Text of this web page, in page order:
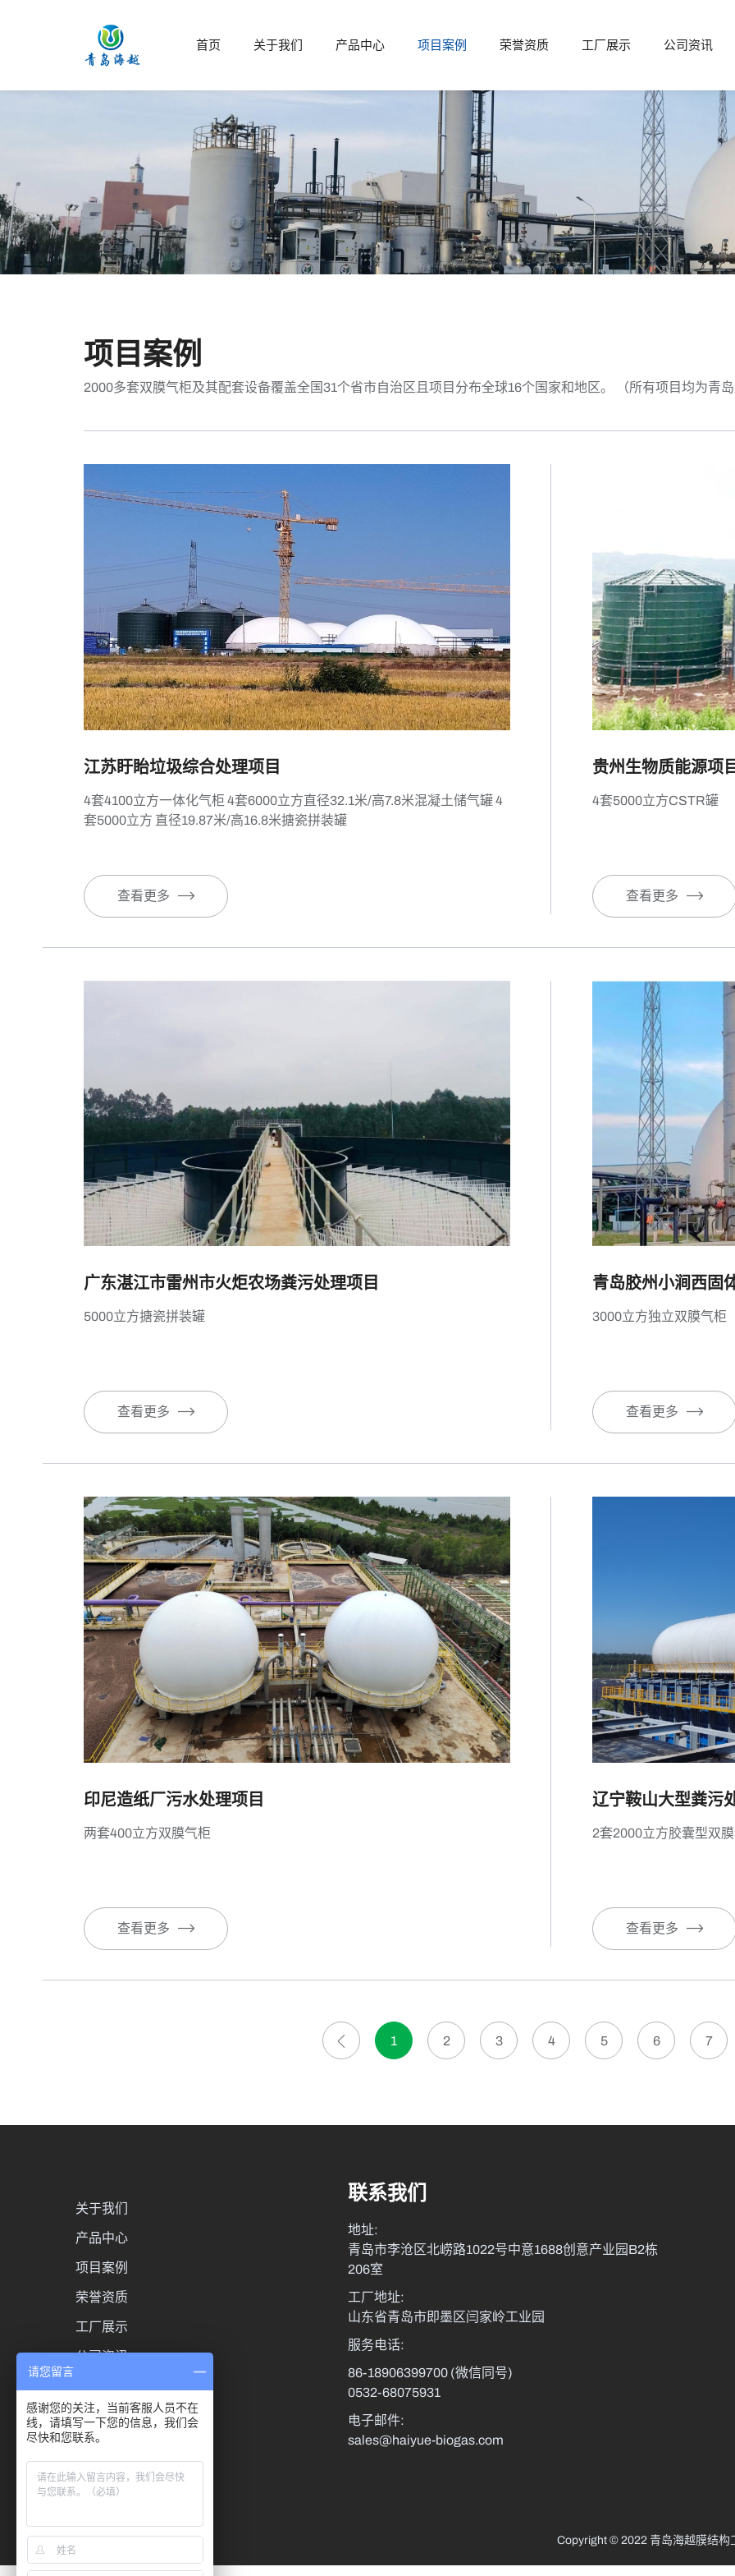
首页 关于我们 产品中心 项目案例 荣誉资质 工厂展示 公司资讯
项目案例
2000多套双膜气柜及其配套设备覆盖全国31个省市自治区且项目分布全球16个国家和地区。 （所有项目均为青
江苏盱眙垃圾综合处理项目
4套4100立方一体化气柜 4套6000立方直径32.1米/高7.8米混凝土储气罐 4
套5000立方 直径19.87米/高16.8米搪瓷拼装罐
查看更多
贵州生物质能源项
4套5000立方CSTR罐
查看更多
广东湛江市雷州市火炬农场粪污处理项目
5000立方搪瓷拼装罐
查看更多
青岛胶州小涧西固
3000立方独立双膜气柜
查看更多
印尼造纸厂污水处理项目
两套400立方双膜气柜
查看更多
辽宁鞍山大型粪污
2套2000立方胶囊型双
查看更多
1 2 3 4 5 6 7
关于我们
产品中心
项目案例
荣誉资质
工厂展示
公司资讯
联系我们
联系我们
地址:
青岛市李沧区北崂路1022号中意1688创意产业园B2栋
206室
工厂地址:
山东省青岛市即墨区闫家岭工业园
服务电话:
86-18906399700(微信同号)
0532-68075931
电子邮件:
sales@haiyue-biogas.com
Select Language▼ Copyright © 2022 青岛海越膜结
请您留言
感谢您的关注，当前客服人员不在
线，请填写一下您的信息，我们会
尽快和您联系。